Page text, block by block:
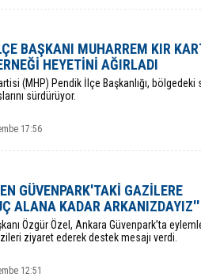
BAŞKANI MUHARREM KIR
HEYETİNİ AĞIRLADI
(MHP) Pendik İlçe Başkanlığı,
sürdürüyor.
17:56
GÜVENPARK'TAKİ GAZİLERE
ALANA KADAR ARKANIZDAYIZ''
Özgür Özel, Ankara Güvenpark’ta
ziyaret ederek destek mesajı verdi.
12:51